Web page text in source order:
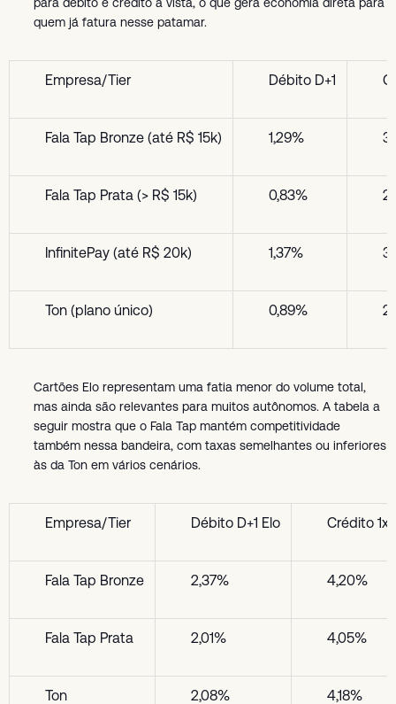
quem já fatura nesse patamar.
Empresa/Tier Débito D+1
Fala Tap Bronze (até R$ 15k) 1,29%
Fala Tap Prata (> R$ 15k) 0,83%
InfinitePay (até R$ 20k) 1,37%
Ton (plano único) 0,89%
Cartões Elo representam uma fatia menor do volume total,
mas ainda são relevantes para muitos autônomos. A tabela a
seguir mostra que o Fala Tap mantém competitividade
também nessa bandeira, com taxas semelhantes ou inferiores
às da Ton em vários cenários.
Empresa/Tier Débito D+1 Elo Crédito 1x
Fala Tap Bronze 2,37% 4,20%
Fala Tap Prata 2,01% 4,05%
Ton 2,08% 4,18%